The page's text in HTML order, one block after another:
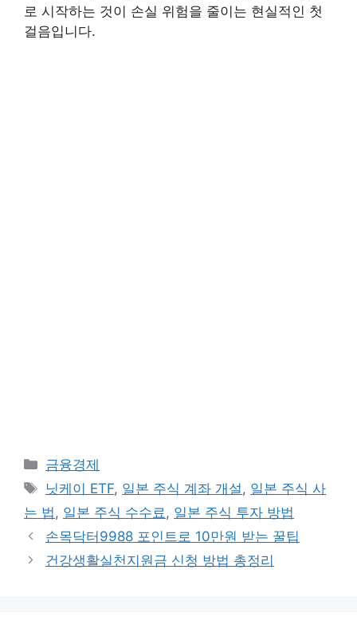
로 시작하는 것이 손실 위험을 줄이는 현실적인 첫
걸음입니다.
카
테
리
금융경제
태
그
닛케이 ETF, 일본 주식 계좌 개설 , 일본 주식 사
는 법, 일본 주식 수수료, 일본 주식 투자 방법
손목닥터9988 포인트로 10만원 받는 꿀팁
건강생활실천지원금 신청 방법 총정리